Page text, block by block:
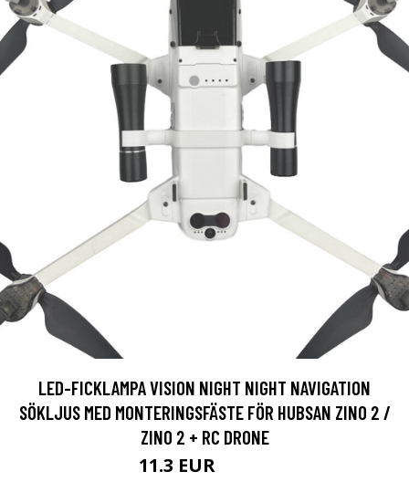
LED-FICKLAMPA VISION NIGHT NIGHT NAVIGATION
SÖKLJUS MED MONTERINGSFÄSTE FÖR HUBSAN ZINO 2 /
ZINO 2 + RC DRONE
11.3 EUR